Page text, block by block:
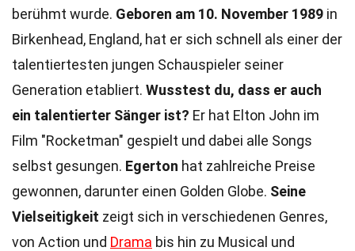
berühmt wurde. Geboren am 10. November 1989 in
Birkenhead, England, hat er sich schnell als einer der
talentiertesten jungen Schauspieler seiner
Generation etabliert. Wusstest du, dass er auch
ein talentierter Sänger ist? Er hat Elton John im
Film "Rocketman" gespielt und dabei alle Songs
selbst gesungen. Egerton hat zahlreiche Preise
gewonnen, darunter einen Golden Globe. Seine
Vielseitigkeit zeigt sich in verschiedenen Genres,
von Action und Drama bis hin zu Musical und